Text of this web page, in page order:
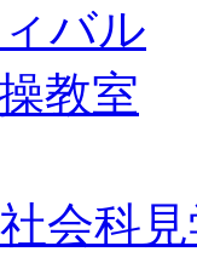
バル
教室
会科